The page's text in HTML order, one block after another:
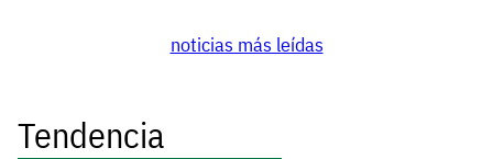
noticias más leídas
Tendencia